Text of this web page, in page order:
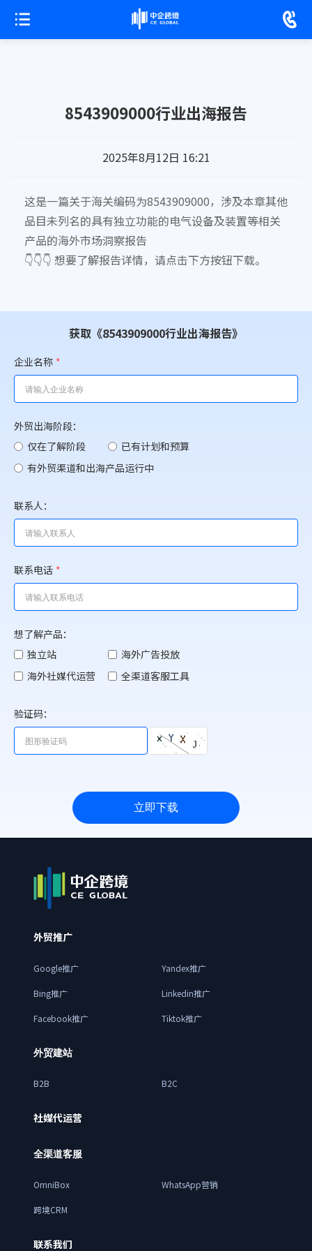
8543909000行业出海报告
2025年8月12日 16:21
这是一篇关于海关编码为8543909000，涉及本章其他
品目未列名的具有独立功能的电气设备及装置等相关
产品的海外市场洞察报告
👇👇👇 想要了解报告详情，请点击下方按钮下载。
获取《8543909000行业出海报告》
企业名称 *
外贸出海阶段：
仅在了解阶段
已有计划和预算
有外贸渠道和出海产品运行中
联系人：
联系电话 *
想了解产品：
独立站
海外广告投放
海外社媒代运营
全渠道客服工具
验证码：
立即下载
外贸推广
Google推广 Yandex推广
Bing推广 Linkedin推广
Facebook推广 Tiktok推广
外贸建站
B2B B2C
社媒代运营
全渠道客服
OmniBox WhatsApp营销
跨境CRM
联系我们